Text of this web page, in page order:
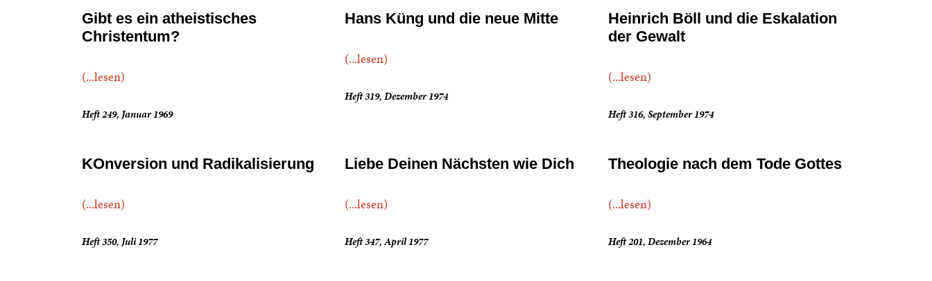
Gibt es ein atheistisches
Christentum?
(...lesen)
Heft 249, Januar 1969
Hans Küng und die neue Mitte
(...lesen)
Heft 319, Dezember 1974
Heinrich Böll und die Eskalation
der Gewalt
(...lesen)
Heft 316, September 1974
KOnversion und Radikalisierung
(...lesen)
Heft 350, Juli 1977
Liebe Deinen Nächsten wie Dich
(...lesen)
Heft 347, April 1977
Theologie nach dem Tode Gottes
(...lesen)
Heft 201, Dezember 1964